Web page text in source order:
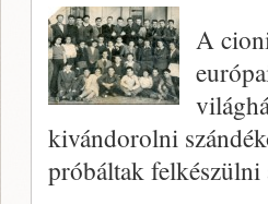
A
kivándorolni
próbáltak